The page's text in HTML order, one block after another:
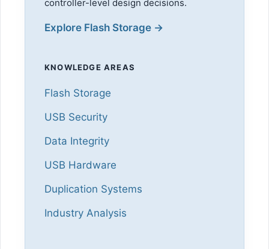
controller-level design decisions.
Explore Flash Storage →
KNOWLEDGE AREAS
Flash Storage
USB Security
Data Integrity
USB Hardware
Duplication Systems
Industry Analysis